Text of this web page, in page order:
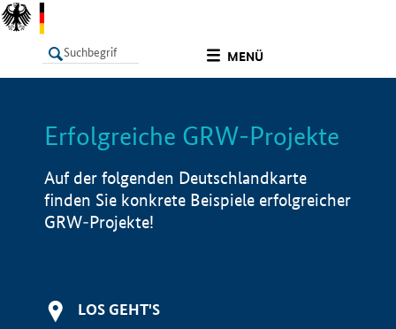
MENÜ
LISTE Info
Erfolgreiche GRW-Projekte
Auf der folgenden Deutschlandkarte
finden Sie konkrete Beispiele erfolgreicher
GRW-Projekte!
LOS GEHT'S